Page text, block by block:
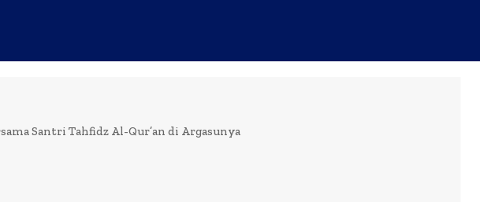
Santri Tahfidz Al-Qur’an di Argasunya